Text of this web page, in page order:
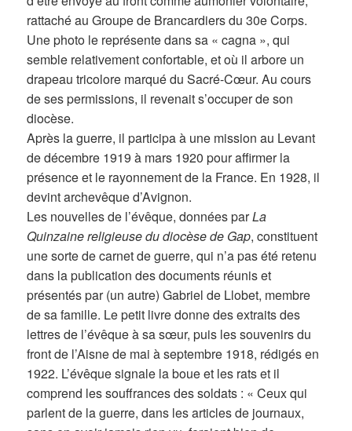
rattaché au Groupe de Brancardiers du 30e Corps.
Une photo le représente dans sa « cagna », qui
semble relativement confortable, et où il arbore un
drapeau tricolore marqué du Sacré-Cœur. Au cours
de ses permissions, il revenait s’occuper de son
diocèse.
Après la guerre, il participa à une mission au Levant
de décembre 1919 à mars 1920 pour affirmer la
présence et le rayonnement de la France. En 1928, il
devint archevêque d’Avignon.
Les nouvelles de l’évêque, données parLa
Quinzaine religieuse du diocèse de Gap, constituent
une sorte de carnet de guerre, qui n’a pas été retenu
dans la publication des documents réunis et
présentés par (un autre) Gabriel de Llobet, membre
de sa famille. Le petit livre donne des extraits des
lettres de l’évêque à sa sœur, puis les souvenirs du
front de l’Aisne de mai à septembre 1918, rédigés en
1922. L’évêque signale la boue et les rats et il
comprend les souffrances des soldats : « Ceux qui
parlent de la guerre, dans les articles de journaux,